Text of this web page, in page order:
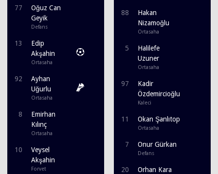
77
Oğuz Can
Geyik
Defans
13
Edip
Akşahin
Ortasaha
92
Ayhan
Uğurlu
Ortasaha
8
Emirhan
Kılınç
Ortasaha
10
Veysel
Akşahin
Forvet
88
Hakan
Nizamoğlu
Ortasaha
5
Halilefe
Uzuner
Ortasaha
97
Kadir
Özdemircioğlu
Kaleci
11 Okan Şanlıtop
Ortasaha
7 Onur Gürkan
Defans
20 Orhan Kara